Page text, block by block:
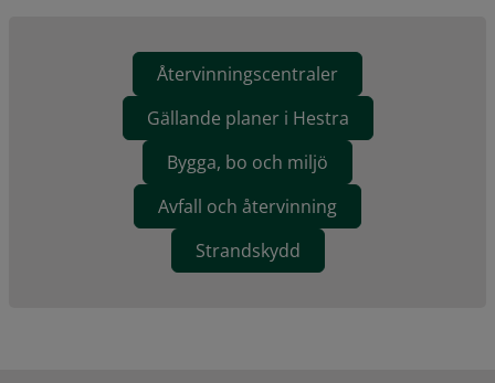
Återvinningscentraler
Gällande planer i Hestra
Bygga, bo och miljö
Avfall och återvinning
Strandskydd